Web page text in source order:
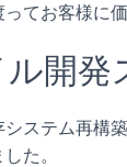
てお客様に
開発
ステム再構
た。